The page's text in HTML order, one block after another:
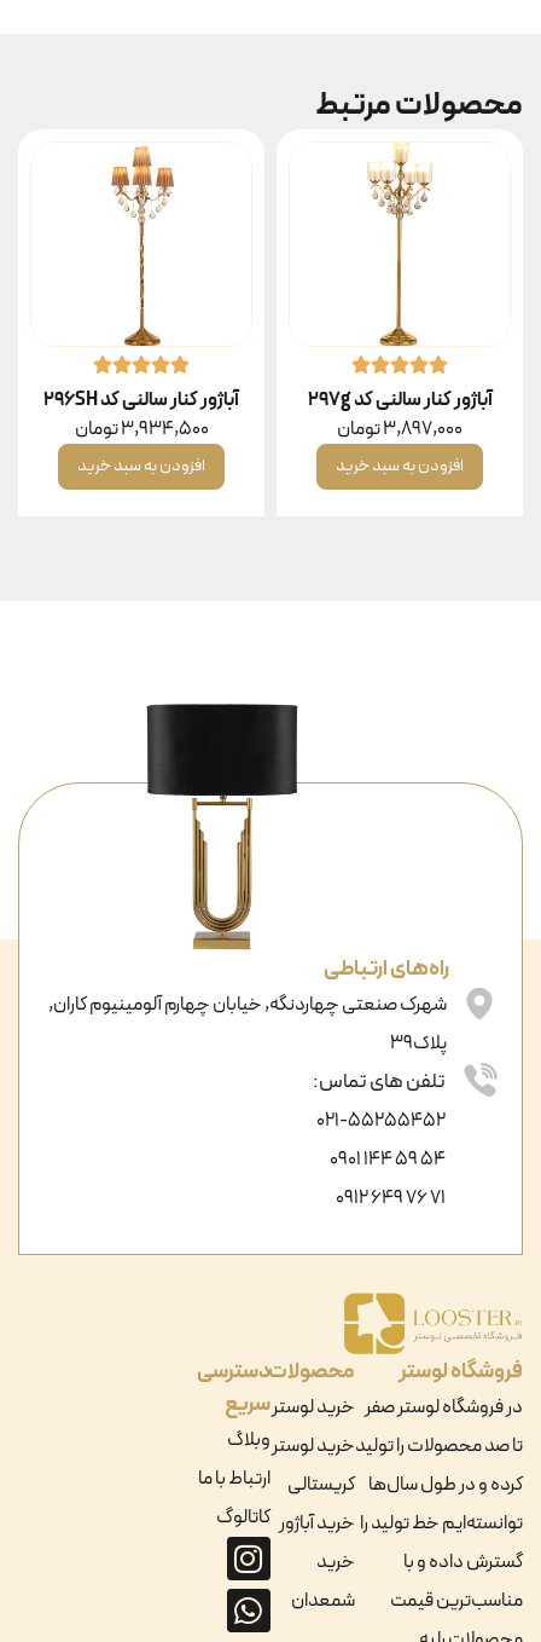
محصولات مرتبط
آباژور کنار سالنی کد 297g
3,897,000تومان
افزودن به سبد خرید
آباژور کنار سالنی کد 296SH
3,934,500تومان
افزودن به سبد خرید
فروشگاه لوستر
در فروشگاه لوستر صفر
تا صد محصولات را تولید
کرده و در طول سال‌ها
توانسته‌ایم خط تولید را
گسترش داده و با
مناسب‌ترین قیمت
محصولات
خرید لوستر
خرید لوستر
کریستالی
خرید آباژور
خرید
شمعدان
دسترسی
سریع
وبلاگ
ارتباط با ما
کاتالوگ
راه‌های ارتباطی
شهرک صنعتی چهاردنگه, خیابان چهارم آلومینیوم کاران,
پلاک39
تلفن های تماس:
021-55255452
54 59 144 0901
71 76 649 0912